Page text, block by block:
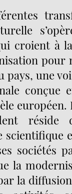
croient à
pour
pays, une
conçue
européen.
réside
scientifique
sociétés
la
la